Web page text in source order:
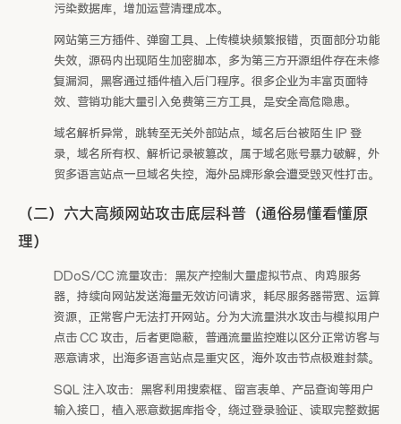
污染数据库，增加运营清理成本。
网站第三方插件、弹窗工具、上传模块频繁报错，页面部分功能
失效，源码内出现陌生加密脚本，多为第三方开源组件存在未修
复漏洞，黑客通过插件植入后门程序。很多企业为丰富页面特
效、营销功能大量引入免费第三方工具，是安全高危隐患。
域名解析异常，跳转至无关外部站点，域名后台被陌生 IP 登
录，域名所有权、解析记录被篡改，属于域名账号暴力破解，外
贸多语言站点一旦域名失控，海外品牌形象会遭受毁灭性打击。
（二）六大高频网站攻击底层科普（通俗易懂看懂原
理）
DDoS/CC 流量攻击：黑灰产控制大量虚拟节点、肉鸡服务
器，持续向网站发送海量无效访问请求，耗尽服务器带宽、运算
资源，正常客户无法打开网站。分为大流量洪水攻击与模拟用户
点击 CC 攻击，后者更隐蔽，普通流量监控难以区分正常访客与
恶意请求，出海多语言站点是重灾区，海外攻击节点极难封禁。
SQL 注入攻击：黑客利用搜索框、留言表单、产品查询等用户
输入接口，植入恶意数据库指令，绕过登录验证、读取完整数据